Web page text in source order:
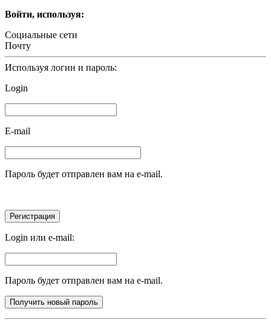
Войти, используя:
Социальные сети
Почту
Используя логин и пароль:
Login
E-mail
Пароль будет отправлен вам на e-mail.
Login или e-mail:
Пароль будет отправлен вам на e-mail.